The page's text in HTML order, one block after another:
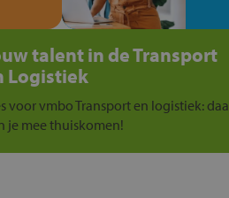
talent in de Transport
Logistiek
voor vmbo Transport en logistiek:
je mee thuiskomen!